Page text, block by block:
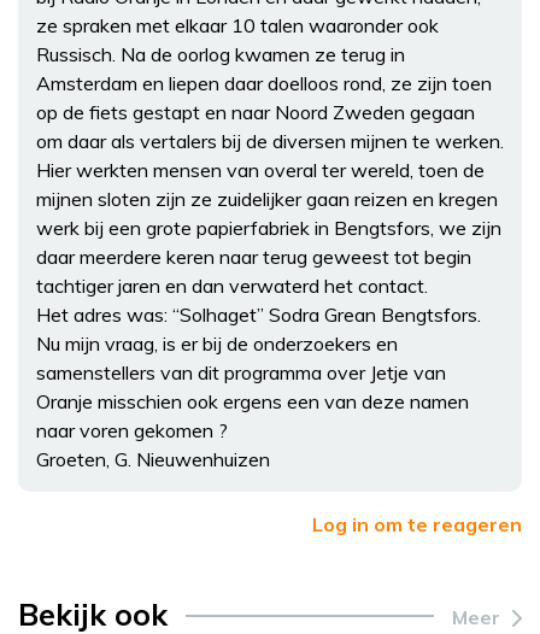
ze spraken met elkaar 10 talen waaronder ook
Russisch. Na de oorlog kwamen ze terug in
Amsterdam en liepen daar doelloos rond, ze zijn toen
op de fiets gestapt en naar Noord Zweden gegaan
om daar als vertalers bij de diversen mijnen te werken.
Hier werkten mensen van overal ter wereld, toen de
mijnen sloten zijn ze zuidelijker gaan reizen en kregen
werk bij een grote papierfabriek in Bengtsfors, we zijn
daar meerdere keren naar terug geweest tot begin
tachtiger jaren en dan verwaterd het contact.
Het adres was: “Solhaget” Sodra Grean Bengtsfors.
Nu mijn vraag, is er bij de onderzoekers en
samenstellers van dit programma over Jetje van
Oranje misschien ook ergens een van deze namen
naar voren gekomen ?
Groeten, G. Nieuwenhuizen
Log in om te reageren
Bekijk ook Meer